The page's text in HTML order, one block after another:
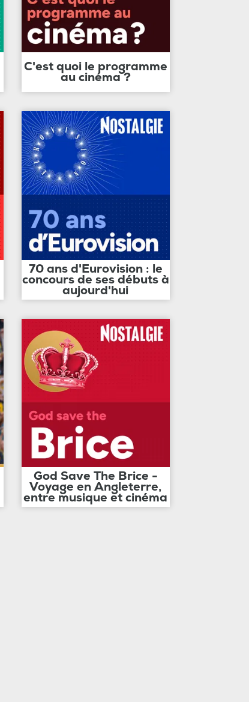
C'est quoi le programme
au cinéma ?
70 ans d'Eurovision : le
concours de ses débuts à
aujourd'hui
God Save The Brice -
Voyage en Angleterre,
entre musique et cinéma